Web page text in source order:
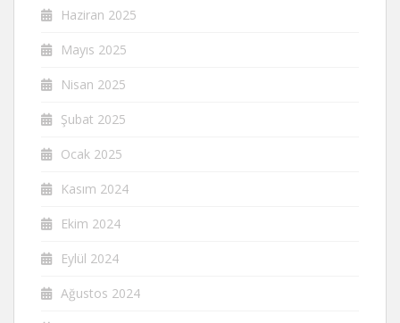
Haziran 2025
Mayıs 2025
Nisan 2025
Şubat 2025
Ocak 2025
Kasım 2024
Ekim 2024
Eylül 2024
Ağustos 2024